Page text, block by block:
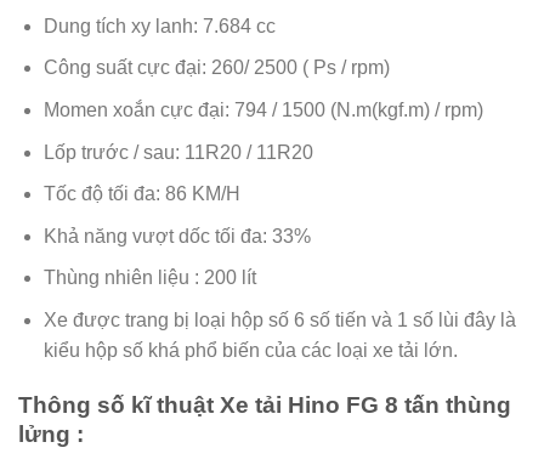
Dung tích xy lanh: 7.684 cc
Công suất cực đại: 260/ 2500 ( Ps / rpm)
Momen xoắn cực đại: 794 / 1500 (N.m(kgf.m) / rpm)
Lốp trước / sau: 11R20 / 11R20
Tốc độ tối đa: 86 KM/H
Khả năng vượt dốc tối đa: 33%
Thùng nhiên liệu : 200 lít
Xe được trang bị loại hộp số 6 số tiến và 1 số lùi đây là
kiểu hộp số khá phổ biến của các loại xe tải lớn.
Thông số kĩ thuật Xe tải Hino FG 8 tấn thùng
lửng :